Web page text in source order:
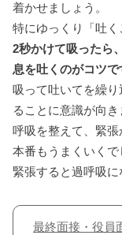
着かせましょう。
特にゆっくり「吐く
2秒かけて吸ったら
息を吐くのがコツで
吸って吐いてを繰
ることに意識が向き
呼吸を整えて、緊張
本番もうまくいくで
緊張すると過呼吸に
最終面接・役員